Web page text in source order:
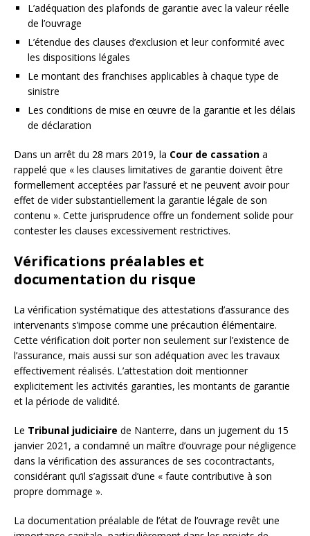
L’adéquation des plafonds de garantie avec la valeur réelle
de l’ouvrage
L’étendue des clauses d’exclusion et leur conformité avec
les dispositions légales
Le montant des franchises applicables à chaque type de
sinistre
Les conditions de mise en œuvre de la garantie et les délais
de déclaration
Dans un arrêt du 28 mars 2019, la Cour de cassation a
rappelé que « les clauses limitatives de garantie doivent être
formellement acceptées par l’assuré et ne peuvent avoir pour
effet de vider substantiellement la garantie légale de son
contenu ». Cette jurisprudence offre un fondement solide pour
contester les clauses excessivement restrictives.
Vérifications préalables et
documentation du risque
La vérification systématique des attestations d’assurance des
intervenants s’impose comme une précaution élémentaire.
Cette vérification doit porter non seulement sur l’existence de
l’assurance, mais aussi sur son adéquation avec les travaux
effectivement réalisés. L’attestation doit mentionner
explicitement les activités garanties, les montants de garantie
et la période de validité.
Le Tribunal judiciaire de Nanterre, dans un jugement du 15
janvier 2021, a condamné un maître d’ouvrage pour négligence
dans la vérification des assurances de ses cocontractants,
considérant qu’il s’agissait d’une « faute contributive à son
propre dommage ».
La documentation préalable de l’état de l’ouvrage revêt une